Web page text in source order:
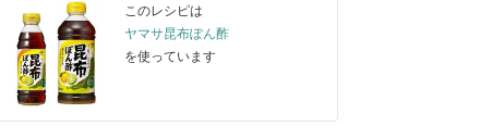
このレシピは
ヤマサ昆布ぽん酢
を使っています